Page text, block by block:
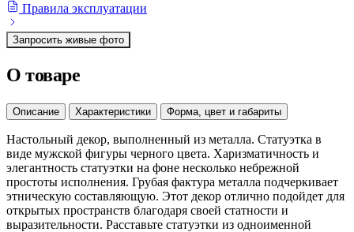
Правила эксплуатации
Запросить живые фото
О товаре
Описание Характеристики Форма, цвет и габариты
Настольный декор, выполненный из металла. Статуэтка в
виде мужской фигуры черного цвета. Харизматичность и
элегантность статуэтки на фоне несколько небрежной
простоты исполнения. Грубая фактура металла подчеркивает
этническую составляющую. Этот декор отлично подойдет для
открытых пространств благодаря своей статности и
выразительности. Расставьте статуэтки из одноименной